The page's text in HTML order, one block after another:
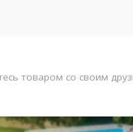
товаром со своим